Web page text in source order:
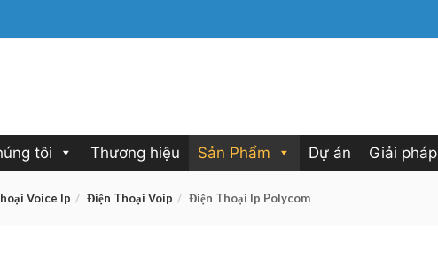
tôi Thương hiệu Sản Phẩm Dự án Giải pháp
Voice Ip Điện Thoại Voip Điện Thoại Ip Polycom